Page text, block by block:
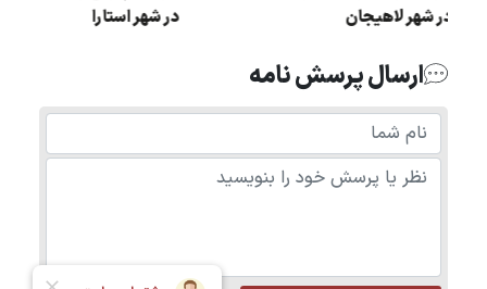
در شهر استارا
در شهر لاهیجان
ارسال پرسش نامه